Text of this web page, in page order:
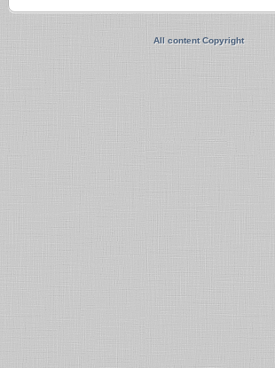
All content Copyright